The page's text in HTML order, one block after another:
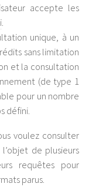
accepte les
.
unique, à un
sans limitation
et la consultation
(de type 1
pour un nombre
défini.
voulez consulter
de plusieurs
requêtes pour
parus.